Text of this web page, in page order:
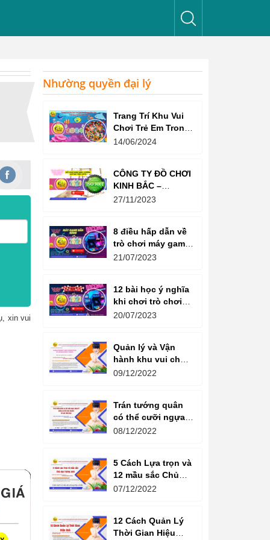
xin vui
Nhường quyền đại lý
Trang Trí Khu Vui
Chơi Trẻ Em Trong
Nhà Như Thế Nào
14/06/2024
CÔNG TY ĐỒ CHƠI
KINH BẮC –
CHỨNG CHỈ ISO
27/11/2023
8 điều hấp dẫn về
trò chơi máy game
bắn súng
21/07/2023
12 bài học ý nghĩa
khi chơi trò chơi
máy game đua xe
20/07/2023
Quản lý và Vận
hành khu vui chơi
giải trí -
amusement parks
09/12/2022
Trán tướng quân
có thể cưỡi ngựa,
Bụng tể tướng có
08/12/2022
5 Cách Lựa trọn và
12 mầu sắc Chủ
đạo Tương sinh
năng lượng
07/12/2022
12 Cách Quản Lý
Thời Gian Hiệu